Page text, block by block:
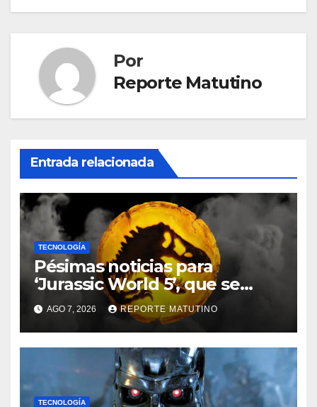
Por
Reporte Matutino
Entrada relacionada
TECNOLOGÍA
Pésimas noticias para
‘Jurassic World 5’, que se
queda sin director
AGO 7, 2026 REPORTE MATUTINO
TECNOLOGÍA